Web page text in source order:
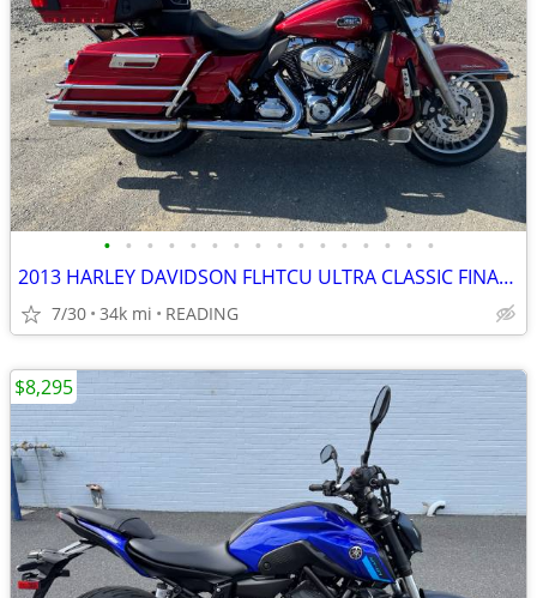
• • • • • • • • • • • • • • • •
2013 HARLEY DAVIDSON FLHTCU ULTRA CLASSIC FINANCING AVAILABLE
7/30 34k mi READING
$8,295